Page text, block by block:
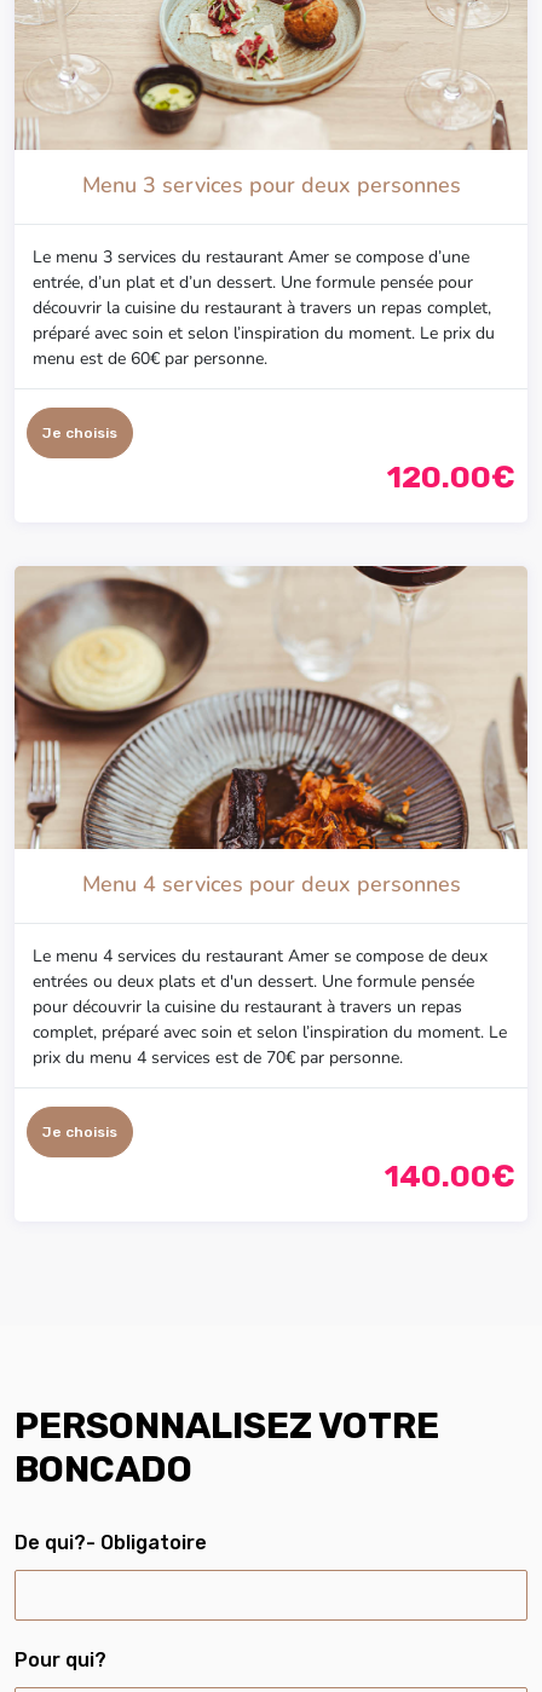
Menu 3 services pour deux personnes
Le menu 3 services du restaurant Amer se compose d’une
entrée, d’un plat et d’un dessert. Une formule pensée pour
découvrir la cuisine du restaurant à travers un repas complet,
préparé avec soin et selon l’inspiration du moment. Le prix du
menu est de 60€ par personne.
Je choisis
120.00€
Menu 4 services pour deux personnes
Le menu 4 services du restaurant Amer se compose de deux
entrées ou deux plats et d'un dessert. Une formule pensée
pour découvrir la cuisine du restaurant à travers un repas
complet, préparé avec soin et selon l’inspiration du moment. Le
prix du menu 4 services est de 70€ par personne.
Je choisis
140.00€
PERSONNALISEZ VOTRE
BONCADO
De qui?- Obligatoire
Pour qui?